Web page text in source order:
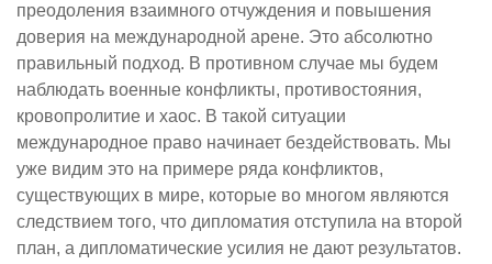
преодоления взаимного отчуждения и повышения
доверия на международной арене. Это абсолютно
правильный подход. В противном случае мы будем
наблюдать военные конфликты, противостояния,
кровопролитие и хаос. В такой ситуации
международное право начинает бездействовать. Мы
уже видим это на примере ряда конфликтов,
существующих в мире, которые во многом являются
следствием того, что дипломатия отступила на второй
план, а дипломатические усилия не дают результатов.